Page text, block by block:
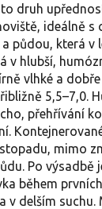
druh
ideálně s
půdou, která v
v hlubší,
vlhké a
5,5–7,0.
přehřívání
mimo
Po výsadbě
během
v delším suchu.